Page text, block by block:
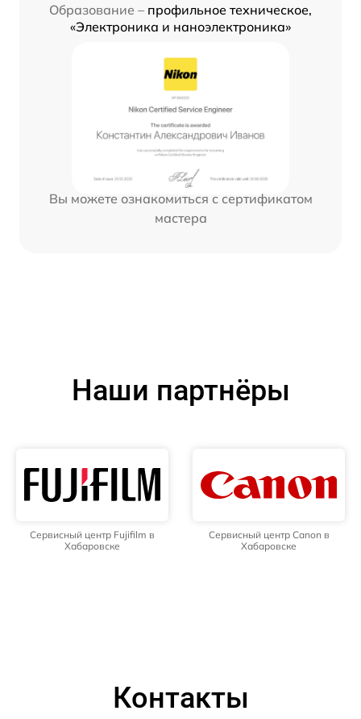
Образование – профильное техническое,
«Электроника и наноэлектроника»
Вы можете ознакомиться с сертификатом
мастера
Наши партнёры
Сервисный центр Fujifilm в
Хабаровске
Сервисный центр Canon в
Хабаровске
Контакты